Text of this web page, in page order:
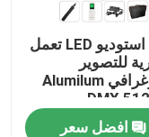
أضواء استوديو LED تعمل
للتصوير
الفوتوغرافي Alumilum
DMX
افضل سعر